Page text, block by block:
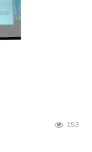
153